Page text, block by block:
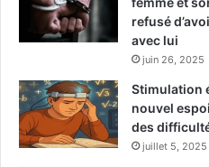
refusé
avec lui
juin 26, 2025
Stimulation
nouvel
des
juillet 5, 2025